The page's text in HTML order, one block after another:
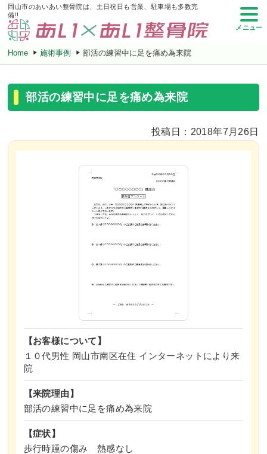
岡山市のあいあい整骨院は、土日祝日も営業、駐車場も多数完
備!!
メニュー
Home 施術事例 部活の練習中に足を痛め為来院
部活の練習中に足を痛め為来院
投稿日：2018年7月26日
【お客様について】
１０代男性 岡山市南区在住 インターネットにより来
院
【来院理由】
部活の練習中に足を痛め為来院
【症状】
歩行時踵の傷み 熱感なし